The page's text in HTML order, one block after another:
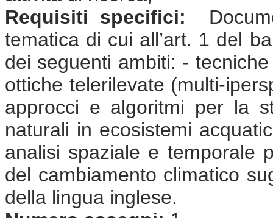
Requisiti specifici:
tematica di cui all’art. 1 del
dei seguenti ambiti: -
ottiche telerilevate (multi-
approcci e algoritmi per la
naturali in ecosistemi
analisi spaziale e temporale
del cambiamento climatico
della lingua inglese.